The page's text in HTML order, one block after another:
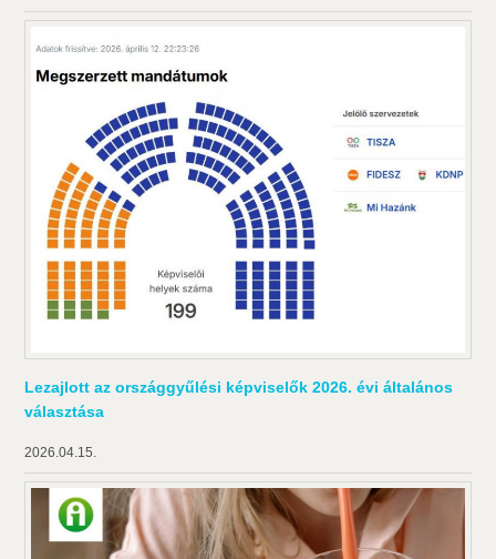
Lezajlott az országgyűlési képviselők 2026. évi általános
választása
2026.04.15.